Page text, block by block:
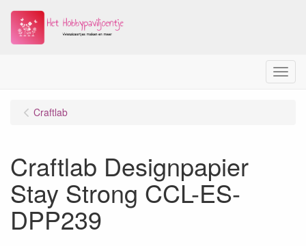
Menu
Craftlab
Craftlab Designpapier
Stay Strong CCL-ES-
DPP239